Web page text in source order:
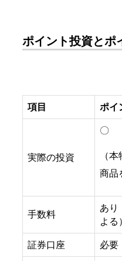
ポイント投資とポ
項目 ポイ
実際の投資
〇
（
商品
手数料
あり
よる）
証券口座 必要